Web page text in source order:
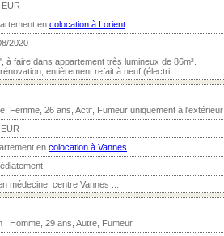
en colocation à Lorient
2020
à faire dans appartement très lumineux de 86m².
entièrement refait à neuf (électri ...
Femme, 26 ans, Actif, Fumeur uniquement à l'extérieur
en colocation à Vannes
médecine, centre Vannes ...
, Homme, 29 ans, Autre, Fumeur